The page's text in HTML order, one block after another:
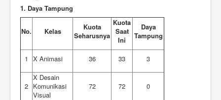
1. Daya Tampung
No. Kelas
Kuota
Seharusnya
Kuota
Saat
Ini
Daya
Tampung
1 X Animasi 36 33 3
2
X Desain
Komunikasi
Visual
72 72 0